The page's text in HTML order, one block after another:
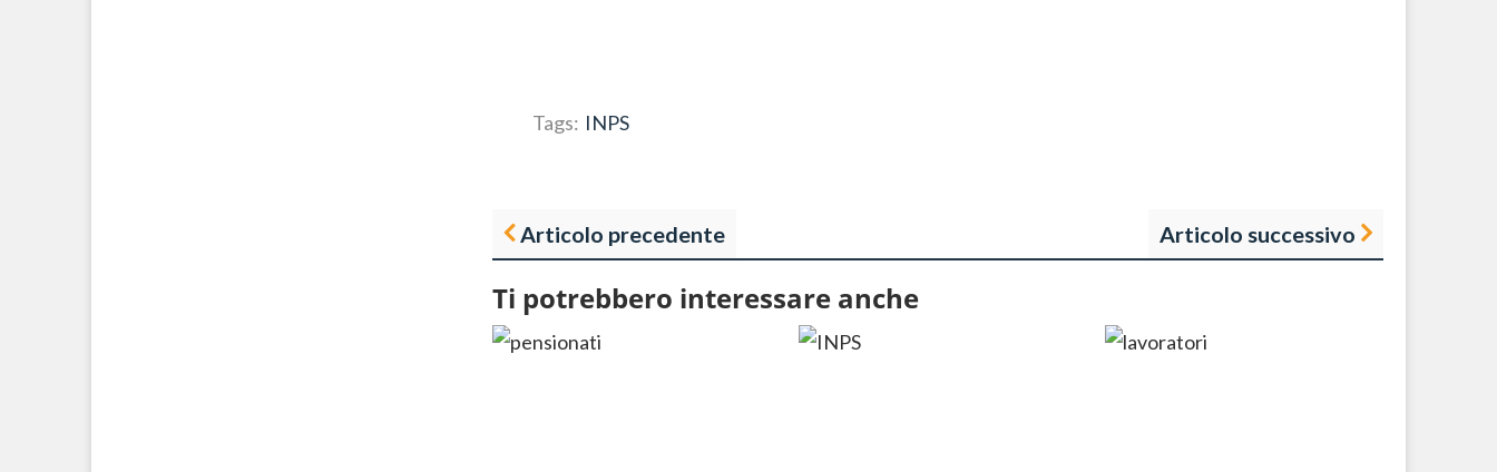
Tags: INPS
Articolo precedente Articolo successivo
Ti potrebbero interessare anche